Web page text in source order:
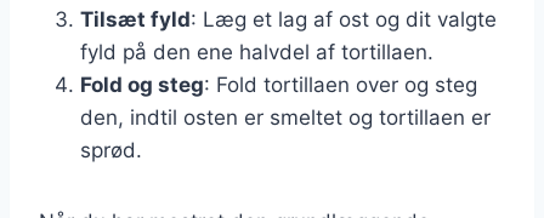
Tilsæt fyld: Læg et lag af ost og dit valgte
fyld på den ene halvdel af tortillaen.
Fold og steg: Fold tortillaen over og steg
den, indtil osten er smeltet og tortillaen er
sprød.